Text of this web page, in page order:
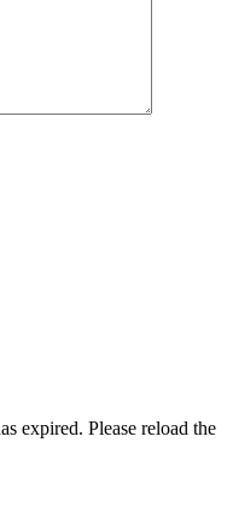
expired. Please reload the